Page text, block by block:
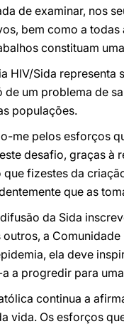
de examinar, nos
bem como a todas
constituam
HIV/Sida representa
de um problema de
populações.
me pelos esforços
desafio, graças à
que fizestes da
que as
da Sida
a
ela deve
a progredir para
continua a
vida. Os esforços